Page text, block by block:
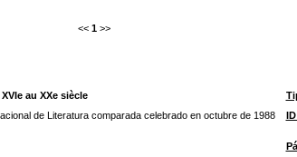
<< 1 >>
au XXe siècle
de Literatura comparada celebrado en octubre de 1988